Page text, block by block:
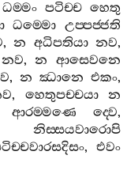
ධම‍්මං පටිච‍්ච හෙතු
ධම‍්මො උප‍්පජ‍්ජති
,න අධිපතියා නව,
නව,න
ආසෙවනෙ
, න ඣානෙ එකං,
, හෙතුපච‍්චයා
න
ආරම‍්මණෙ ද‍්වෙ,
නිස‍්සයවාරොපි
, එවං